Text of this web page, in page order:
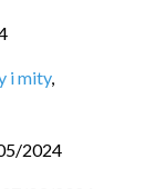
i mity,
2024